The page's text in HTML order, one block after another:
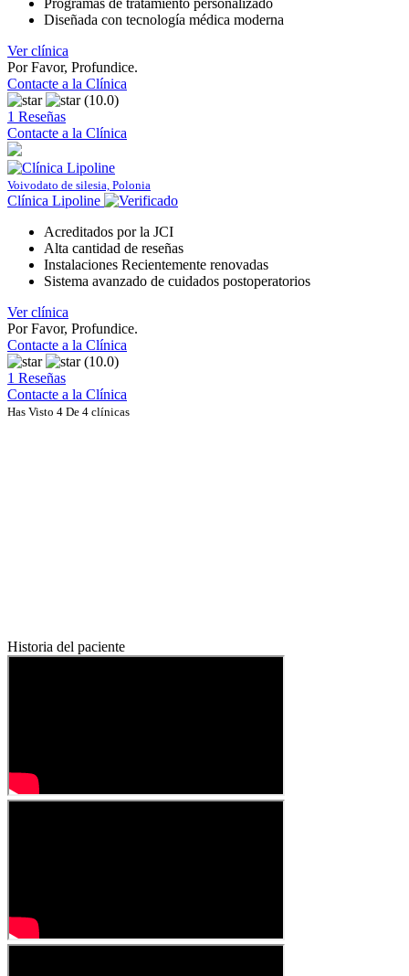
Diseñada con tecnología médica moderna
Ver clínica
Por Favor, Profundice.
Contacte a la Clínica
(10.0)
1 Reseñas
Contacte a la Clínica
Voivodato de silesia, Polonia
Clínica Lipoline
Acreditados por la JCI
Alta cantidad de reseñas
Instalaciones Recientemente renovadas
Sistema avanzado de cuidados postoperatorios
Ver clínica
Por Favor, Profundice.
Contacte a la Clínica
(10.0)
1 Reseñas
Contacte a la Clínica
Has Visto 4 De 4 clínicas
Historia del paciente